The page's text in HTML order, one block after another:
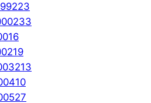
223
233
6
19
213
10
27